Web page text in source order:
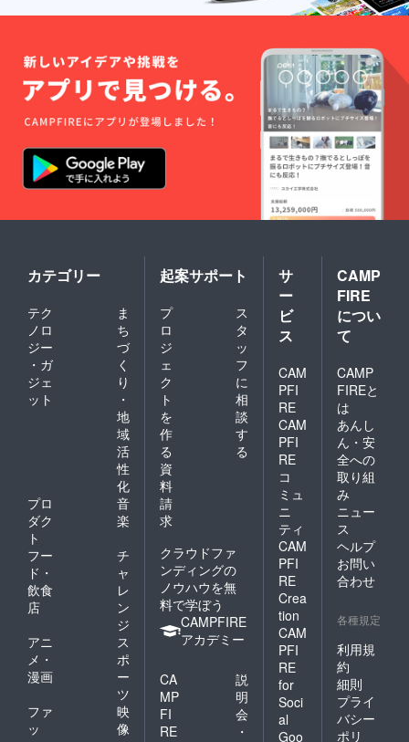
カテゴリー
テク
ノロ
ジー
・ガ
ジェ
ット
ま
ち
づ
く
り
・
地
域
活
性
化
プロ
ダク
ト
音
楽
フー
ド・
飲食
店
チ
ャ
レ
ン
ジ
アニ
メ・
漫画
ス
ポ
ー
ツ
ファ
ッ
映
像
起案サポート
プ
ロ
ジ
ェ
ク
ト
を
作
る
ス
タ
ッ
フ
に
相
談
す
る
資
料
請
求
クラウドファ
ンディングの
ノウハウを無
料で学ぼう
CAMPFIRE
アカデミー
CA
MP
FI
RE
説
明
会
・
サ
ー
ビ
ス
CAM
PFI
RE
CAM
PFI
RE
コ
ミュ
ニ
ティ
CAM
PFI
RE
Crea
tion
CAM
PFI
RE
for
Soci
al
Goo
CAMP
FIRE
につい
て
CAMP
FIREと
は
あんし
ん・安
全への
取り組
み
ニュー
ス
ヘルプ
お問い
合わせ
各種規定
利用規
約
細則
プライ
バシー
ポリ